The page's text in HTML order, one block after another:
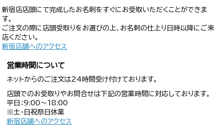
新宿店店頭にて完成したお名刺をすぐにお受取いただくことができま
す。
ご注文の際に店頭受取りをお選びの上、お名刺の仕上り日時以降にご来
店ください。
新宿店舗へのアクセス
営業時間について
ネットからのご注文は24時間受け付けております。
店頭でのお受取りやお問合せは下記の営業時間に対応しております。
平日：9:00〜18:00
※土・日祝祭日休業
新宿店舗へのアクセス